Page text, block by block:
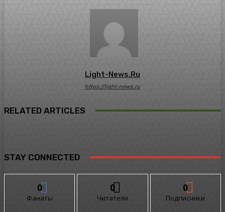
Light-News.ru
https://light-news.ru
RELATED ARTICLES
STAY CONNECTED
0
Фанаты
0
Читатели
0
Подписчики